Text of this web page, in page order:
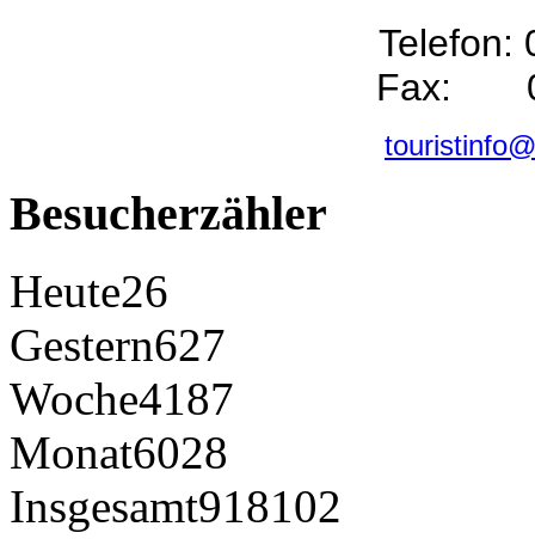
Telefon:
Fax:
Besucherzähler
Heute26
Gestern627
Woche4187
Monat6028
Insgesamt918102